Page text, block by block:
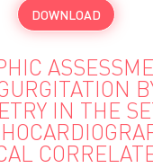
DOWNLOAD
IN THE